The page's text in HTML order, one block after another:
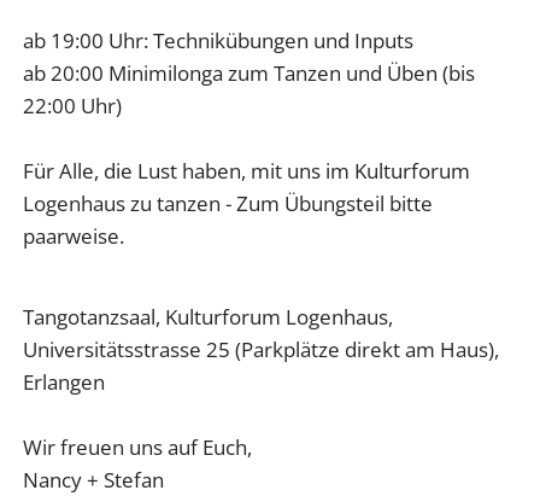
ab 19:00 Uhr: Technikübungen und Inputs
ab 20:00 Minimilonga zum Tanzen und Üben (bis
22:00 Uhr)
Für Alle, die Lust haben, mit uns im Kulturforum
Logenhaus zu tanzen - Zum Übungsteil bitte
paarweise.
Tangotanzsaal, Kulturforum Logenhaus,
Universitätsstrasse 25 (Parkplätze direkt am Haus),
Erlangen
Wir freuen uns auf Euch,
Nancy + Stefan